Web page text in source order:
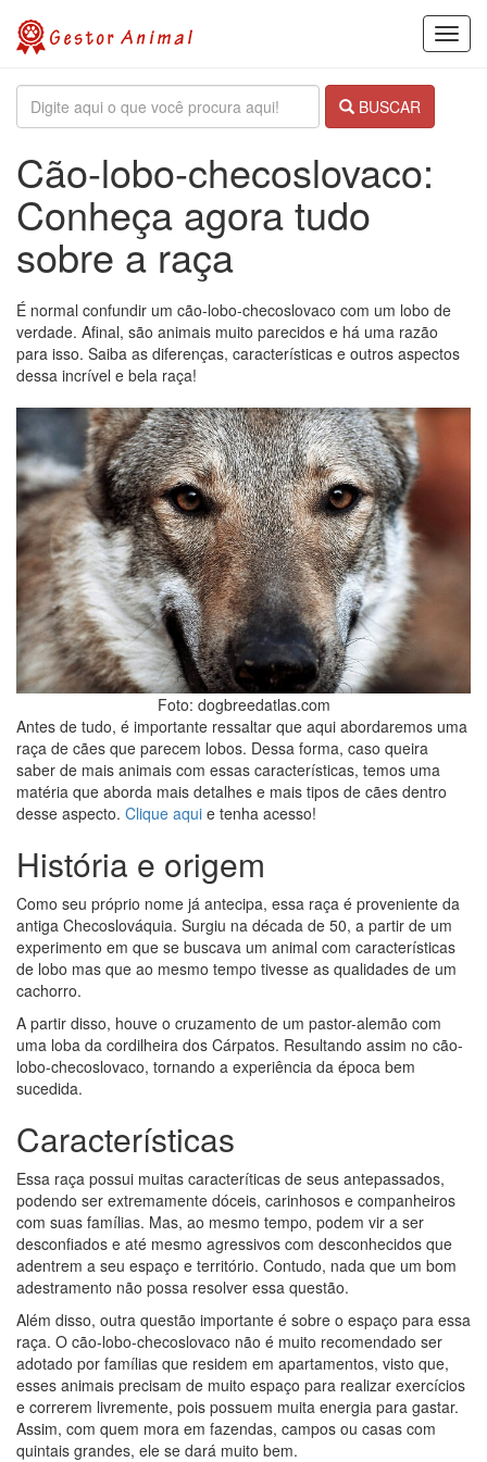
BUSCAR
Cão-lobo-checoslovaco:
Conheça agora tudo
sobre a raça
É normal confundir um cão-lobo-checoslovaco com um lobo de
verdade. Afinal, são animais muito parecidos e há uma razão
para isso. Saiba as diferenças, características e outros aspectos
dessa incrível e bela raça!
Foto: dogbreedatlas.com
Antes de tudo, é importante ressaltar que aqui abordaremos uma
raça de cães que parecem lobos. Dessa forma, caso queira
saber de mais animais com essas características, temos uma
matéria que aborda mais detalhes e mais tipos de cães dentro
desse aspecto. Clique aqui e tenha acesso!
História e origem
Como seu próprio nome já antecipa, essa raça é proveniente da
antiga Checoslováquia. Surgiu na década de 50, a partir de um
experimento em que se buscava um animal com características
de lobo mas que ao mesmo tempo tivesse as qualidades de um
cachorro.
A partir disso, houve o cruzamento de um pastor-alemão com
uma loba da cordilheira dos Cárpatos. Resultando assim no cão-
lobo-checoslovaco, tornando a experiência da época bem
sucedida.
Características
Essa raça possui muitas caracteríticas de seus antepassados,
podendo ser extremamente dóceis, carinhosos e companheiros
com suas famílias. Mas, ao mesmo tempo, podem vir a ser
desconfiados e até mesmo agressivos com desconhecidos que
adentrem a seu espaço e território. Contudo, nada que um bom
adestramento não possa resolver essa questão.
Além disso, outra questão importante é sobre o espaço para essa
raça. O cão-lobo-checoslovaco não é muito recomendado ser
adotado por famílias que residem em apartamentos, visto que,
esses animais precisam de muito espaço para realizar exercícios
e correrem livremente, pois possuem muita energia para gastar.
Assim, com quem mora em fazendas, campos ou casas com
quintais grandes, ele se dará muito bem.